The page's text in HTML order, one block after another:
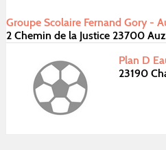
Groupe Scolaire Fernand Gory -
2 Chemin de la Justice 23700
Plan D
23190